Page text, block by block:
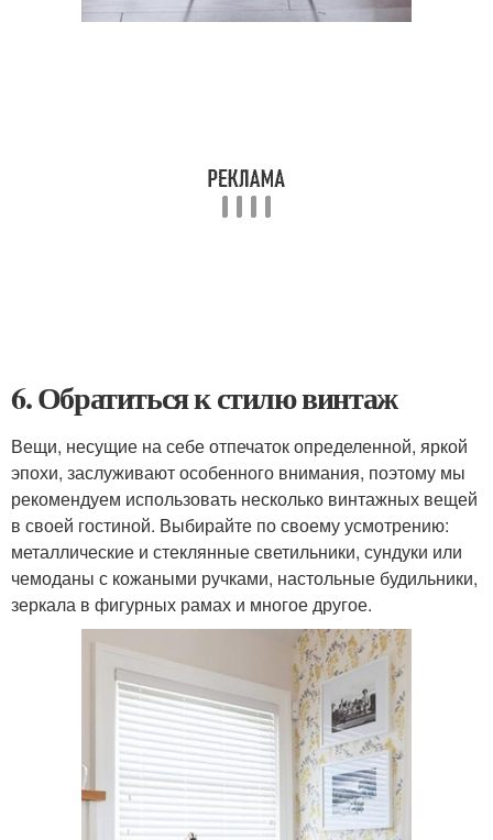
6. Обратиться к стилю винтаж
Вещи, несущие на себе отпечаток определенной, яркой
эпохи, заслуживают особенного внимания, поэтому мы
рекомендуем использовать несколько винтажных вещей
в своей гостиной. Выбирайте по своему усмотрению:
металлические и стеклянные светильники, сундуки или
чемоданы с кожаными ручками, настольные будильники,
зеркала в фигурных рамах и многое другое.